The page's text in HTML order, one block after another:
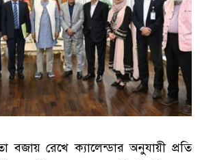
বজায় রেখে ক্যালেন্ডার অনুযায়ী প্রতি